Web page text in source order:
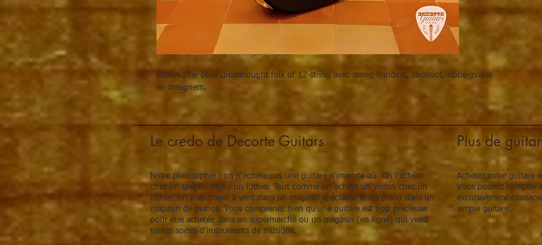
Gitaarkoffer pour dreadnought folk of 12-string avec stevig handvat, codeslot, opbergvakje
en draagriem.
Le credo de Decorte Guitars
Notre philosophie : on n'achète pas une guitare n'importe où. On l'achète
chez un spécialiste ou un luthier. Tout comme on achète un violon chez un
luthier, un instrument à vent dans un magasin spécialisé et un piano dans un
magasin de pianos. Vous comprenez bien qu'une guitare est trop précieuse
pour être achetée dans un supermarché ou un magasin (en ligne) qui vend
toutes sortes d'instruments de musique.
Plus de
Achetez votre guitare
Vous pouvez compter
exclusivement
simple guitare.